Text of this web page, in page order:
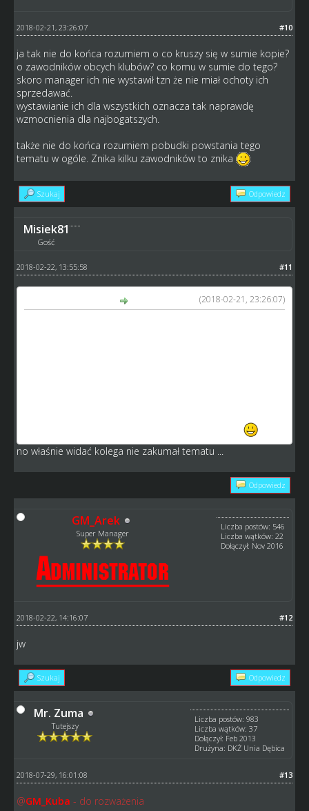
#10
2018-02-21, 23:26:07
ja tak nie do końca rozumiem o co kruszy się w sumie kopie?
o zawodników obcych klubów? co komu w sumie do tego?
skoro manager ich nie wystawił tzn że nie miał ochoty ich
sprzedawać.
wystawianie ich dla wszystkich oznacza tak naprawdę
wzmocnienia dla najbogatszych.
także nie do końca rozumiem pobudki powstania tego
tematu w ogóle. Znika kilku zawodników to znika
Szukaj Odpowiedz
Misiek81
Gość
#11
2018-02-22, 13:55:58
(2018-02-21, 23:26:07)
no właśnie widać kolega nie zakumał tematu ...
Odpowiedz
GM_Arek
Super Manager
Liczba postów: 546
Liczba wątków: 22
Dołączył: Nov 2016
#12
2018-02-22, 14:16:07
jw
Szukaj Odpowiedz
Mr. Zuma
Tutejszy
Liczba postów: 983
Liczba wątków: 37
Dołączył: Feb 2013
Drużyna: DKŻ Unia Dębica
#13
2018-07-29, 16:01:08
@GM_Kuba - do rozważenia